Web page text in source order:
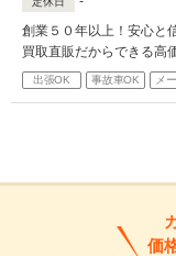
創業５０年以上！安心と
買取直販だからできる高
出張OK 事故車OK メ
価